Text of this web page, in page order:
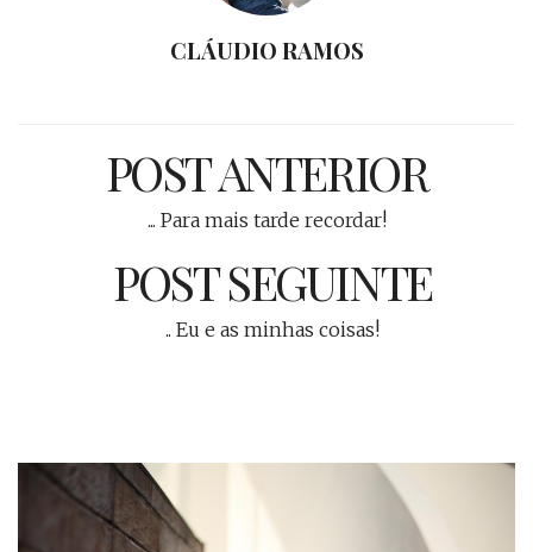
CLÁUDIO RAMOS
POST ANTERIOR
... Para mais tarde recordar!
POST SEGUINTE
.. Eu e as minhas coisas!